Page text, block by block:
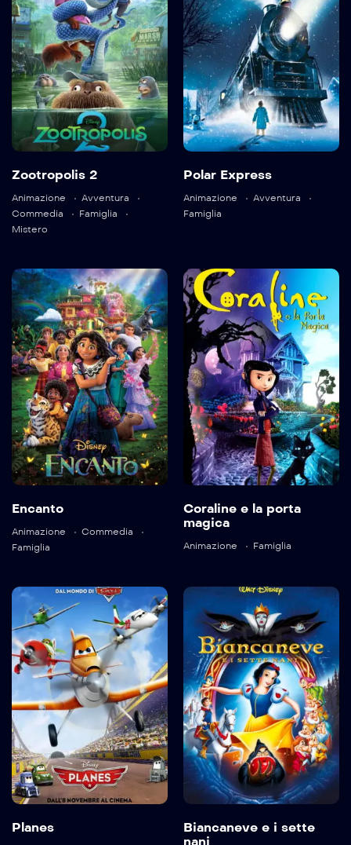
Language: en
Trailer
Detail
Zootropolis 2
Animazione
Avventura
Commedia
Famiglia
Mistero
Language: en
Polar Express
Animazione
Avventura
Famiglia
Encanto
2021 102 min
Language: en
Encanto
Animazione
Commedia
Famiglia
Coraline e la
porta magica
2009 100 min
Language: en
Trailer
Coraline e la porta
magica
Animazione Famiglia
Planes
2013 92 min
Planes
Biancaneve e i
sette nani
1938 83 min
Biancaneve e i sette
nani